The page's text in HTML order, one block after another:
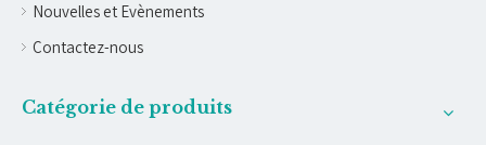
Nouvelles et Evènements
Contactez-nous
Catégorie de produits